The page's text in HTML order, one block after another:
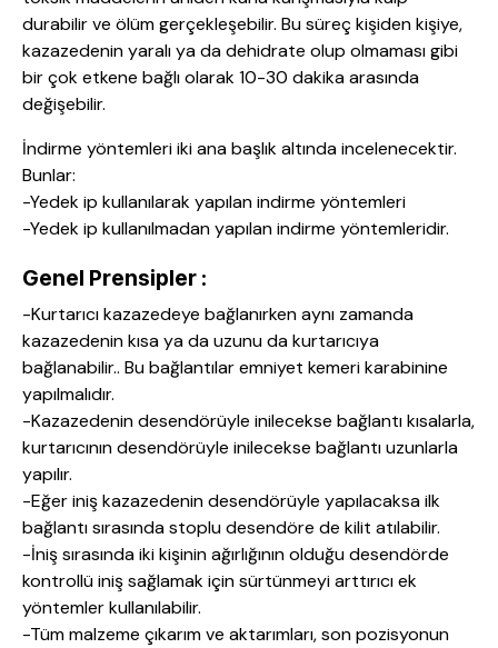
durabilir ve ölüm gerçekleşebilir. Bu süreç kişiden kişiye,
kazazedenin yaralı ya da dehidrate olup olmaması gibi
bir çok etkene bağlı olarak 10-30 dakika arasında
değişebilir.
İndirme yöntemleri iki ana başlık altında incelenecektir.
Bunlar:
-Yedek ip kullanılarak yapılan indirme yöntemleri
-Yedek ip kullanılmadan yapılan indirme yöntemleridir.
Genel Prensipler :
-Kurtarıcı kazazedeye bağlanırken aynı zamanda
kazazedenin kısa ya da uzunu da kurtarıcıya
bağlanabilir.. Bu bağlantılar emniyet kemeri karabinine
yapılmalıdır.
-Kazazedenin desendörüyle inilecekse bağlantı kısalarla,
kurtarıcının desendörüyle inilecekse bağlantı uzunlarla
yapılır.
-Eğer iniş kazazedenin desendörüyle yapılacaksa ilk
bağlantı sırasında stoplu desendöre de kilit atılabilir.
-İniş sırasında iki kişinin ağırlığının olduğu desendörde
kontrollü iniş sağlamak için sürtünmeyi arttırıcı ek
yöntemler kullanılabilir.
-Tüm malzeme çıkarım ve aktarımları, son pozisyonun